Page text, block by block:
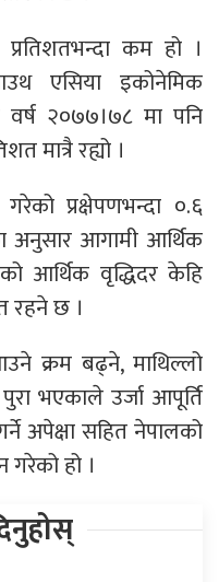
कम हो ।
एसिया इकोनेमिक
२०७७।७८ मा पनि
मात्रै रह्यो ।
प्रक्षेपणभन्दा ०.६
अनुसार आगामी आर्थिक
आर्थिक वृद्धिदर केहि
रहने छ ।
क्रम बढ्ने, माथिल्लो
भएकाले उर्जा आपूर्ति
अपेक्षा सहित नेपालको
हो ।